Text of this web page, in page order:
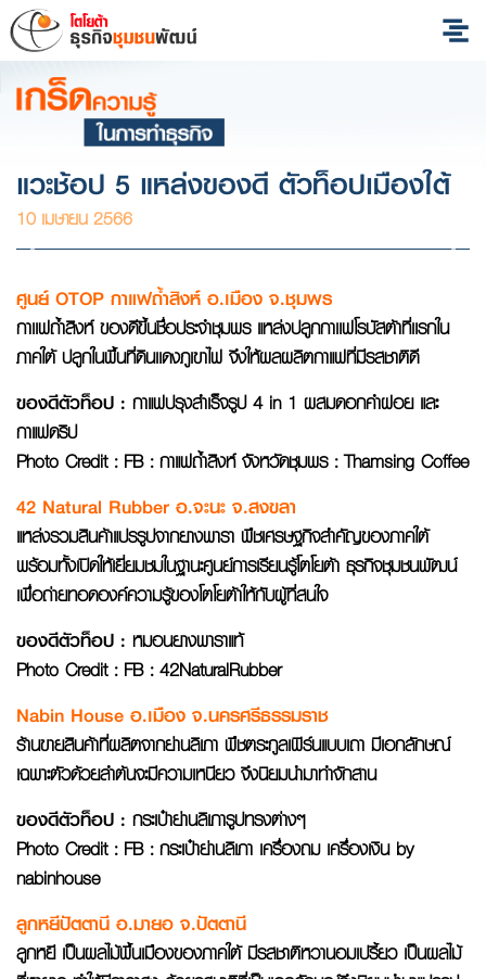
แวะช้อป 5 แหล่งของดี ตัวท็อปเมืองใต้
10 เมษายน 2566
ศูนย์ OTOP กาแฟถ้ำสิงห์ อ.เมือง จ.ชุมพร
กาเเฟถ้ำสิงห์ ของดีขึ้นชื่อประจำชุมพร แหล่งปลูกกาเเฟโรบัสต้าที่เเรกใน
ภาคใต้ ปลูกในพื้นที่ดินเเดงภูเขาไฟ จึงให้ผลผลิตกาแฟที่มีรสชาติดี
ของดีตัวท็อป : กาแฟปรุงสำเร็จรูป 4 in 1 ผสมดอกคำฝอย และ
กาแฟดริป
Photo Credit : FB : กาแฟถ้ำสิงห์ จังหวัดชุมพร : Thamsing Coffee
42 Natural Rubber อ.จะนะ จ.สงขลา
แหล่งรวมสินค้าแปรรูปจากยางพารา พืชเศรษฐกิจสำคัญของภาคใต้
พร้อมทั้งเปิดให้เยี่ยมชมในฐานะศูนย์การเรียนรู้โตโยต้า ธุรกิจชุมชนพัฒน์
เพื่อถ่ายทอดองค์ความรู้ของโตโยต้าให้กับผู้ที่สนใจ
ของดีตัวท็อป : หมอนยางพาราแท้
Photo Credit : FB : 42NaturalRubber
Nabin House อ.เมือง จ.นครศรีธรรมราช
ร้านขายสินค้าที่ผลิตจากย่านลิเภา พืชตระกูลเฟิร์นแบบเถา มีเอกลักษณ์
เฉพาะตัวด้วยลำต้นจะมีความเหนียว จึงนิยมนำมาทำจักสาน
ของดีตัวท็อป : กระเป๋าย่านลิเภารูปทรงต่างๆ
Photo Credit : FB : กระเป๋าย่านลิเภา เครื่องถม เครื่องเงิน by
nabinhouse
ลูกหยีปัตตานี อ.มายอ จ.ปัตตานี
ลูกหยี เป็นผลไม้พื้นเมืองของภาคใต้ มีรสชาติหวานอมเปรี้ยว เป็นผลไม้